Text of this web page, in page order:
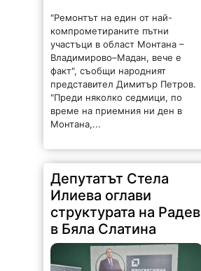
"Ремонтът на един от най-
компрометираните пътни
участъци в област Монтана –
Владимирово–Мадан, вече е
факт", съобщи народният
представител Димитър Петров.
"Преди няколко седмици, по
време на приемния ни ден в
Монтана,...
Депутатът Стела
Илиева оглави
структурата на Радев
в Бяла Слатина